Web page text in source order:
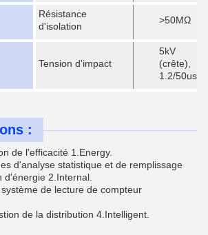
Résistance
d'isolation
>50MΩ
Tension d'impact
5kV
(crête),
1.2/50us
:
de l'efficacité 1.Energy.
d'analyse statistique et de remplissage
d'énergie 2.Internal.
de lecture de compteur
de la distribution 4.Intelligent.